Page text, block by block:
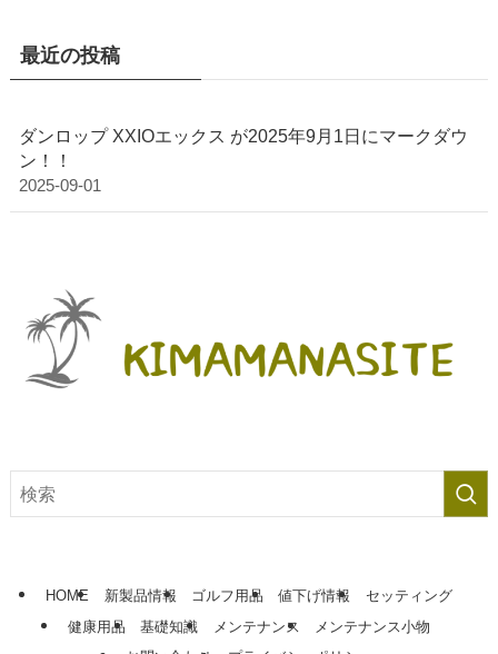
最近の投稿
ダンロップ XXIOエックス が2025年9月1日にマークダウ
ン！！
2025-09-01
HOME 新製品情報 ゴルフ用品 値下げ情報
セッティング
健康用品
基礎知識 メンテナンス
メンテナンス小物